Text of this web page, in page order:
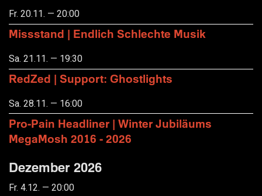
Fr. 20.11. — 20:00
Missstand | Endlich Schlechte Musik
Sa. 21.11. — 19:30
RedZed | Support: Ghostlights
Sa. 28.11. — 16:00
Pro-Pain Headliner | Winter Jubiläums
MegaMosh 2016 - 2026
Dezember 2026
Fr. 4.12. — 20:00